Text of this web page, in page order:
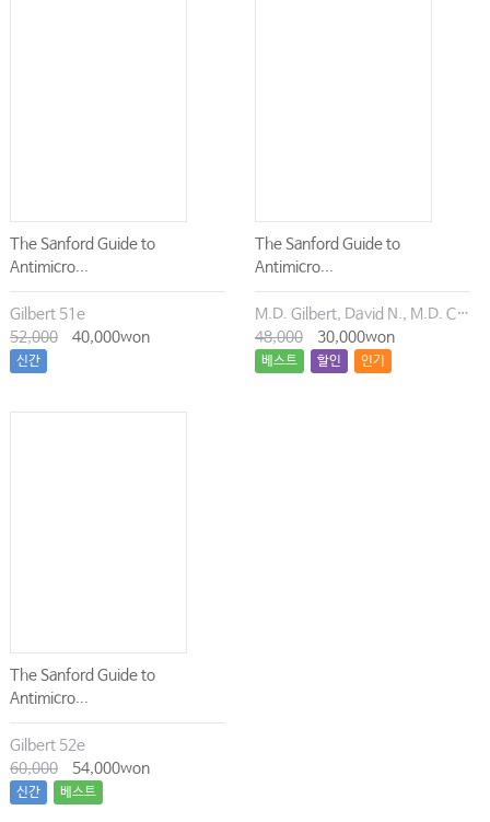
The Sanford Guide to
Antimicro...
Gilbert 51e
52,000
40,000won
신간
The Sanford Guide to
Antimicro...
M.D. Gilbert, David N., M.D. Chambers, Henry F., M.D. Eliopoulos, George M., M.D. Saag, Michael S., M.D. Pavia, Andrew T.
48,000
30,000won
베스트 할인 인기
The Sanford Guide to
Antimicro...
Gilbert 52e
60,000
54,000won
신간 베스트